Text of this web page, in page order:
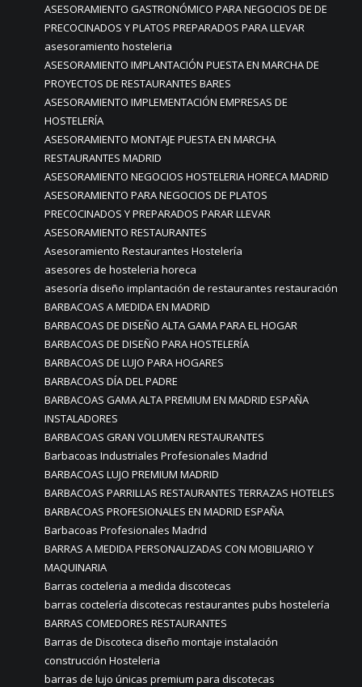
ASESORAMIENTO GASTRONÓMICO PARA NEGOCIOS DE DE
PRECOCINADOS Y PLATOS PREPARADOS PARA LLEVAR
asesoramiento hosteleria
ASESORAMIENTO IMPLANTACIÓN PUESTA EN MARCHA DE
PROYECTOS DE RESTAURANTES BARES
ASESORAMIENTO IMPLEMENTACIÓN EMPRESAS DE
HOSTELERÍA
ASESORAMIENTO MONTAJE PUESTA EN MARCHA
RESTAURANTES MADRID
ASESORAMIENTO NEGOCIOS HOSTELERIA HORECA MADRID
ASESORAMIENTO PARA NEGOCIOS DE PLATOS
PRECOCINADOS Y PREPARADOS PARAR LLEVAR
ASESORAMIENTO RESTAURANTES
Asesoramiento Restaurantes Hostelería
asesores de hosteleria horeca
asesoría diseño implantación de restaurantes restauración
BARBACOAS A MEDIDA EN MADRID
BARBACOAS DE DISEÑO ALTA GAMA PARA EL HOGAR
BARBACOAS DE DISEÑO PARA HOSTELERÍA
BARBACOAS DE LUJO PARA HOGARES
BARBACOAS DÍA DEL PADRE
BARBACOAS GAMA ALTA PREMIUM EN MADRID ESPAÑA
INSTALADORES
BARBACOAS GRAN VOLUMEN RESTAURANTES
Barbacoas Industriales Profesionales Madrid
BARBACOAS LUJO PREMIUM MADRID
BARBACOAS PARRILLAS RESTAURANTES TERRAZAS HOTELES
BARBACOAS PROFESIONALES EN MADRID ESPAÑA
Barbacoas Profesionales Madrid
BARRAS A MEDIDA PERSONALIZADAS CON MOBILIARIO Y
MAQUINARIA
Barras cocteleria a medida discotecas
barras coctelería discotecas restaurantes pubs hostelería
BARRAS COMEDORES RESTAURANTES
Barras de Discoteca diseño montaje instalación
construcción Hosteleria
barras de lujo únicas premium para discotecas